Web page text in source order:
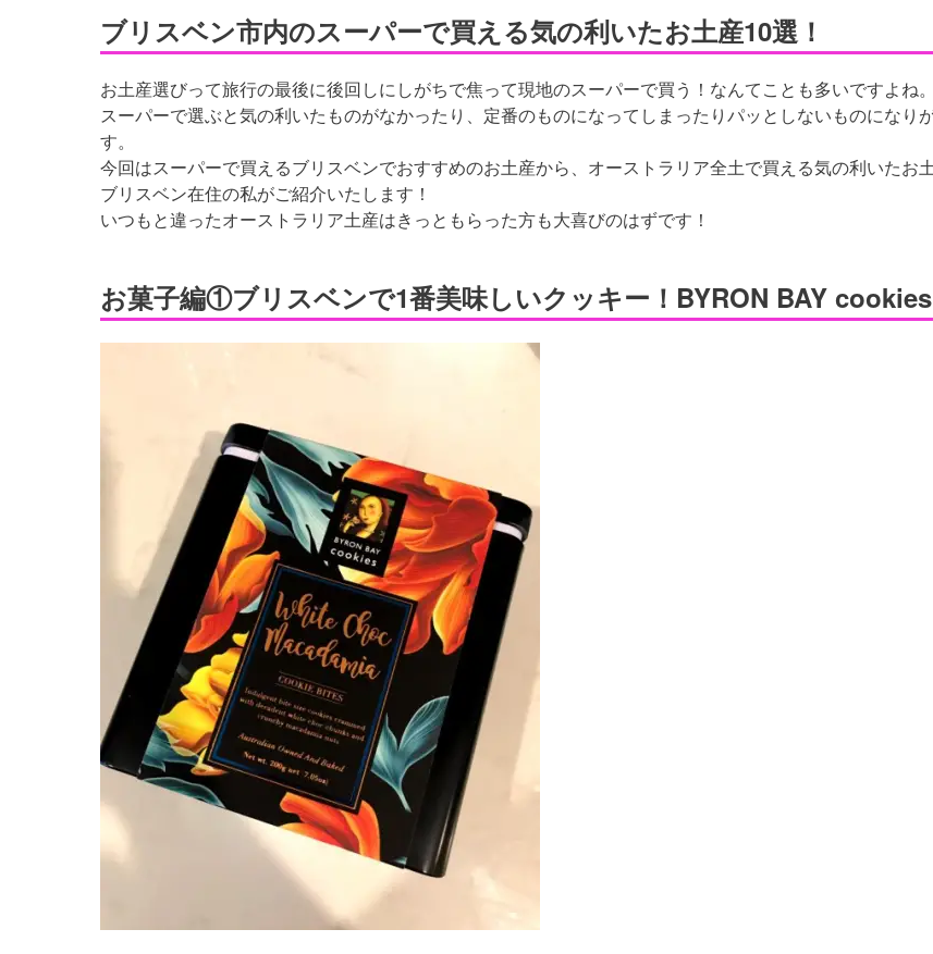
ブリスベン市内のスーパーで買える気の利いたお土産10選！
お土産選びって旅行の最後に後回しにしがちで焦って現地のスーパーで買う！なんてことも多いですよね。
スーパーで選ぶと気の利いたものがなかったり、定番のものになってしまったりパッとしないものになり
す。
今回はスーパーで買えるブリスベンでおすすめのお土産から、オーストラリア全土で買える気の利いたお
ブリスベン在住の私がご紹介いたします！
いつもと違ったオーストラリア土産はきっともらった方も大喜びのはずです！
お菓子編①ブリスベンで1番美味しいクッキー！BYRON BAY cookies